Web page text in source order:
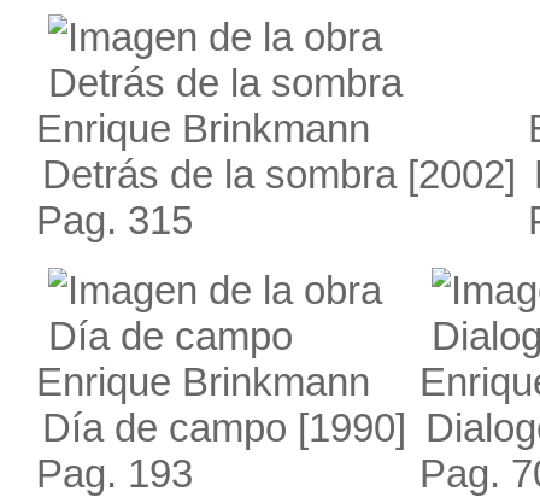
Enrique Brinkmann
Detrás de la sombra[2002]
Pag. 315
Enrique Brinkmann
Día de campo [1990]
Pag. 193
Pag.